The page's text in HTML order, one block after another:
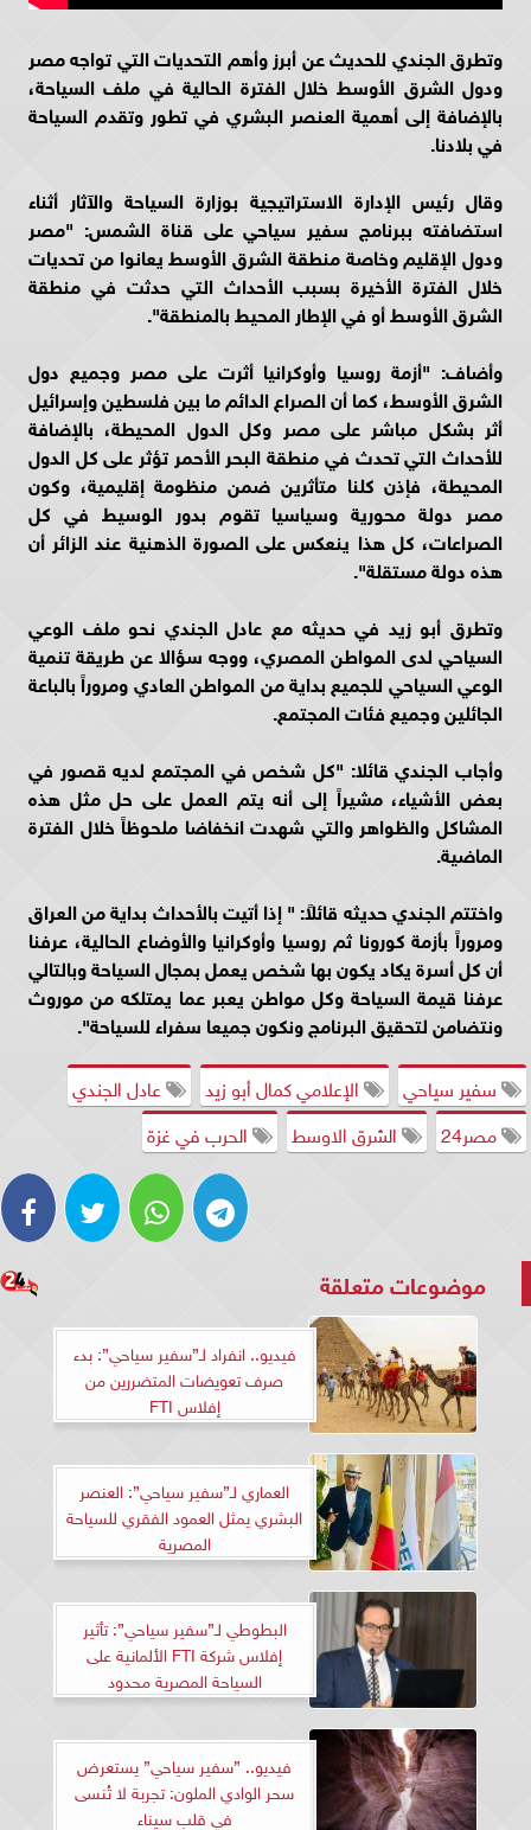
وتطرق الجندي للحديث عن أبرز وأهم التحديات التي تواجه مصر
ودول الشرق الأوسط خلال الفترة الحالية في ملف السياحة،
بالإضافة إلى أهمية العنصر البشري في تطور وتقدم السياحة
في بلادنا.
وقال رئيس الإدارة الاستراتيجية بوزارة السياحة والآثار أثناء
استضافته ببرنامج سفير سياحي على قناة الشمس: "مصر
ودول الإقليم وخاصة منطقة الشرق الأوسط يعانوا من تحديات
خلال الفترة الأخيرة بسبب الأحداث التي حدثت في منطقة
الشرق الأوسط أو في الإطار المحيط بالمنطقة".
وأضاف: "أزمة روسيا وأوكرانيا أثرت على مصر وجميع دول
الشرق الأوسط، كما أن الصراع الدائم ما بين فلسطين وإسرائيل
أثر بشكل مباشر على مصر وكل الدول المحيطة، بالإضافة
للأحداث التي تحدث في منطقة البحر الأحمر تؤثر على كل الدول
المحيطة، فإذن كلنا متأثرين ضمن منظومة إقليمية، وكون
مصر دولة محورية وسياسيا تقوم بدور الوسيط في كل
الصراعات، كل هذا ينعكس على الصورة الذهنية عند الزائر أن
هذه دولة مستقلة".
وتطرق أبو زيد في حديثه مع عادل الجندي نحو ملف الوعي
السياحي لدى المواطن المصري، ووجه سؤالا عن طريقة تنمية
الوعي السياحي للجميع بداية من المواطن العادي ومروراً بالباعة
الجائلين وجميع فئات المجتمع.
وأجاب الجندي قائلا: "كل شخص في المجتمع لديه قصور في
بعض الأشياء، مشيراً إلى أنه يتم العمل على حل مثل هذه
المشاكل والظواهر والتي شهدت انخفاضا ملحوظاً خلال الفترة
الماضية.
واختتم الجندي حديثه قائلاً: " إذا أتيت بالأحداث بداية من العراق
ومروراً بأزمة كورونا ثم روسيا وأوكرانيا والأوضاع الحالية، عرفنا
أن كل أسرة يكاد يكون بها شخص يعمل بمجال السياحة وبالتالي
عرفنا قيمة السياحة وكل مواطن يعبر عما يمتلكه من موروث
ونتضامن لتحقيق البرنامج ونكون جميعا سفراء للسياحة".
سفير سياحي الإعلامي كمال أبو زيد
عادل الجندي
مصر24
الشرق الاوسط الحرب في غزة
موضوعات متعلقة
فيديو.. انفراد لـ”سفير سياحي”: بدء
صرف تعويضات المتضررين من
إفلاس FTI
العماري لـ”سفير سياحي”: العنصر
البشري يمثل العمود الفقري للسياحة
المصرية
البطوطي لـ”سفير سياحي”: تأثير
إفلاس شركة FTI الألمانية على
السياحة المصرية محدود
فيديو.. ”سفير سياحي” يستعرض
سحر الوادي الملون: تجربة لا تُنسى
في قلب سيناء